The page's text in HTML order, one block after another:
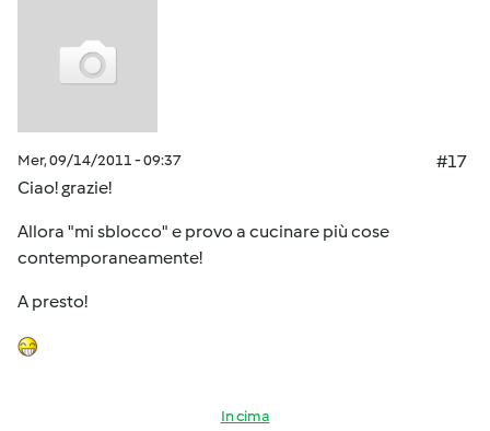
Mer, 09/14/2011 - 09:37
#17
Ciao! grazie!
Allora "mi sblocco" e provo a cucinare più cose
contemporaneamente!
A presto!
In cima